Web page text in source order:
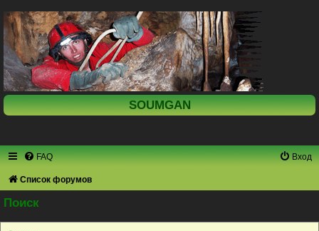
SOUMGAN
FAQ Вход
Список форумов
Поиск